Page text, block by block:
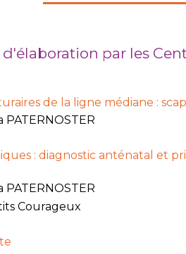
par les
de la ligne médiane :
: diagnostic anténatal et
Courageux